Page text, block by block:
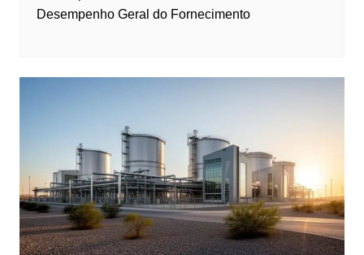
Desempenho Geral do Fornecimento